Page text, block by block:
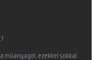
műanyagot, ezekkel sokkal